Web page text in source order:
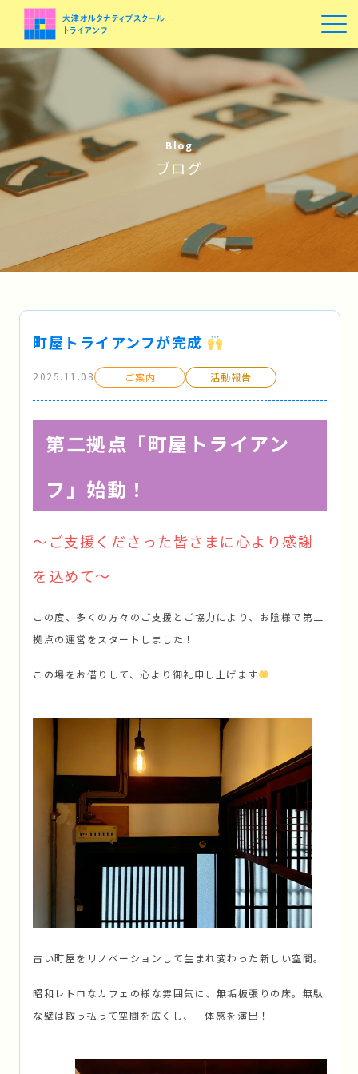
Blog
ブログ
町屋トライアンフが完成
2025.11.08 ご案内 活動報告
第二拠点「町屋トライアン
フ」始動！
〜ご支援くださった皆さまに心より感謝
を込めて〜
この度、多くの方々のご支援とご協力により、お陰様で第二
拠点の運営をスタートしました！
この場をお借りして、心より御礼申し上げます
古い町屋をリノベーションして生まれ変わった新しい空間。
昭和レトロなカフェの様な雰囲気に、無垢板張りの床。無駄
な壁は取っ払って空間を広くし、一体感を演出！